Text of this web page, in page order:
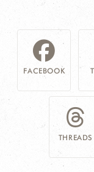
FACEBOOK
THREADS